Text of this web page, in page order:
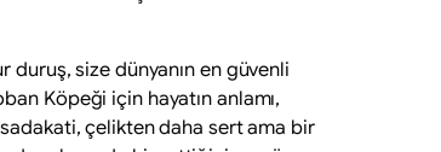
duruş, size dünyanın en güvenli
Köpeği için hayatın anlamı,
sadakati, çelikten daha sert ama bir